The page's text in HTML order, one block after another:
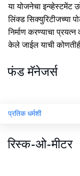
या योजनेचा इन्व्हेस्टमेंट
लिंक्ड सिक्युरिटीजच्या
निर्माण करण्याचा
केले जाईल याची
फंड मॅनेजर्स
प्रतिक धर्मशी
रिस्क-ओ-मीटर